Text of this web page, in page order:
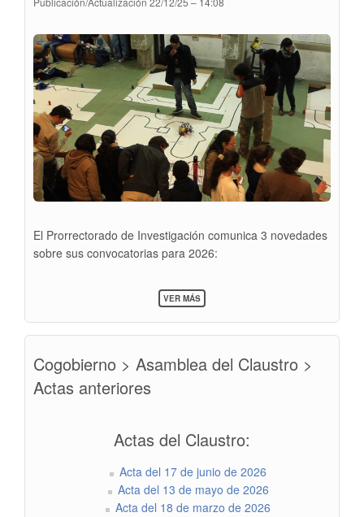
JURÍDICA
El Prorrectorado de Investigación comunica 3 novedades
sobre sus convocatorias para 2026:
VER MÁSSOBRE
CONVOCATORIAS
INVESTIGACIÓN
Cogobierno > Asamblea del Claustro >
Actas anteriores
Actas del Claustro:
Acta del 17 de junio de 2026
Acta del 13 de mayo de 2026
Acta del 18 de marzo de 2026